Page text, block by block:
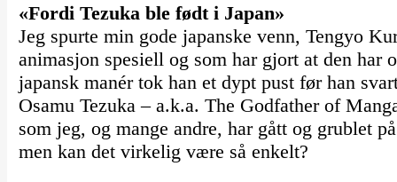
«Fordi Tezuka ble født i Japan»
Jeg spurte min gode japanske venn, Tengyo
animasjon spesiell og som har gjort at den har
japansk manér tok han et dypt pust før han
Osamu Tezuka – a.k.a. The Godfather of
som jeg, og mange andre, har gått og grublet
men kan det virkelig være så enkelt?